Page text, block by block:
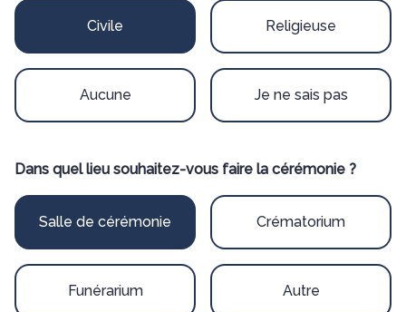
Civile Religieuse
Aucune Je ne sais pas
Dans quel lieu souhaitez-vous faire la cérémonie ?
Salle de cérémonie Crématorium
Funérarium Autre